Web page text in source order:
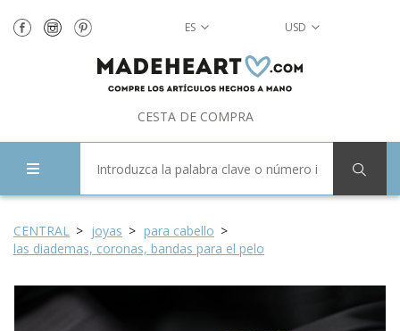
ES USD
CESTA DE COMPRA
CENTRAL joyas
para cabello
las diademas, coronas, bandas para el pelo